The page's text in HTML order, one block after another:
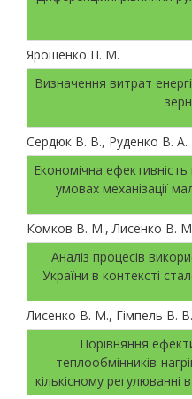
Ярошенко П. М.
Визначення витрат
Сердюк В. В., Руденко В. А.
Економічна
умовах механізації
Комков В. М., Лисенко В.
Аналіз процесів
України в контексті
Лисенко В. М., Гімпель В.
Порівняння
теплообмінників-
кількісному регулюванні